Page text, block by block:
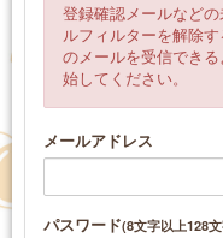
登録確認メールなど
ルフィルターを解除
のメールを受信でき
始してください。
メールアドレス
パスワード(8文字以上128